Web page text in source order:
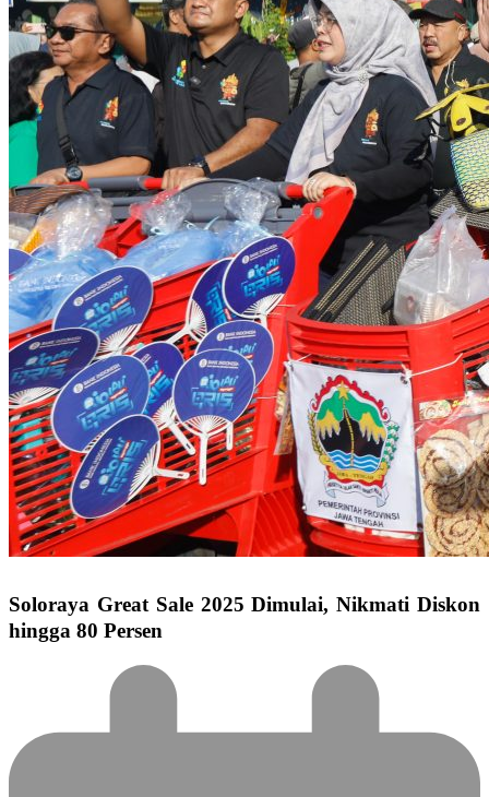
Soloraya Great Sale 2025 Dimulai, Nikmati Diskon
hingga 80 Persen